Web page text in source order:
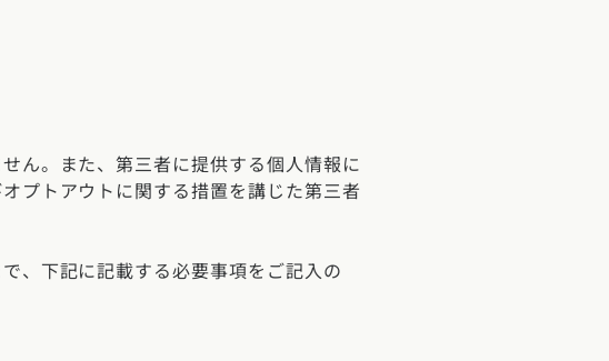
ん。また、第三者に提供する個人情報に
プトアウトに関する措置を講じた第三者
、下記に記載する必要事項をご記入の